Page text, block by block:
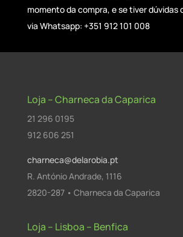
momento da compra, e se tiver
via Whatsapp: +351 912 101 008
Loja – Charneca da Caparica
21 296 0195
912 606 251
charneca@delarobia.pt
R. António Andrade, 1116
2820-287 • Charneca da Caparica
Loja – Lisboa – Benfica